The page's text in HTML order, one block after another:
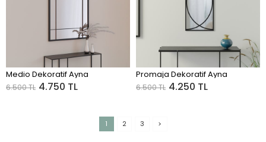
ADD TO CART
Medio Dekoratif Ayna
4.750 TL
6.500 TL
ADD TO CART
Promaja Dekoratif Ayna
4.250 TL
6.500 TL
1 2 3 >